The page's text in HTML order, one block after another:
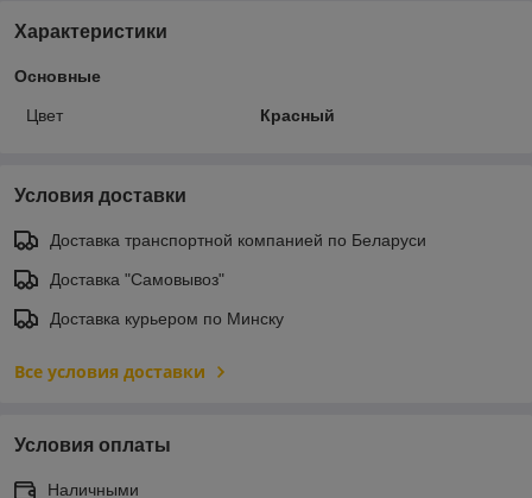
Характеристики
Основные
Цвет Красный
Условия доставки
Доставка транспортной компанией по Беларуси
Доставка "Самовывоз"
Доставка курьером по Минску
Все условия доставки
Условия оплаты
Наличными